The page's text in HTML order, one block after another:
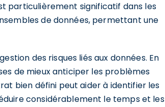
particulièrement significatif dans les
de données, permettant une
des risques liés aux données. En
de mieux anticiper les problèmes
bien défini peut aider à identifier les
considérablement le temps et les